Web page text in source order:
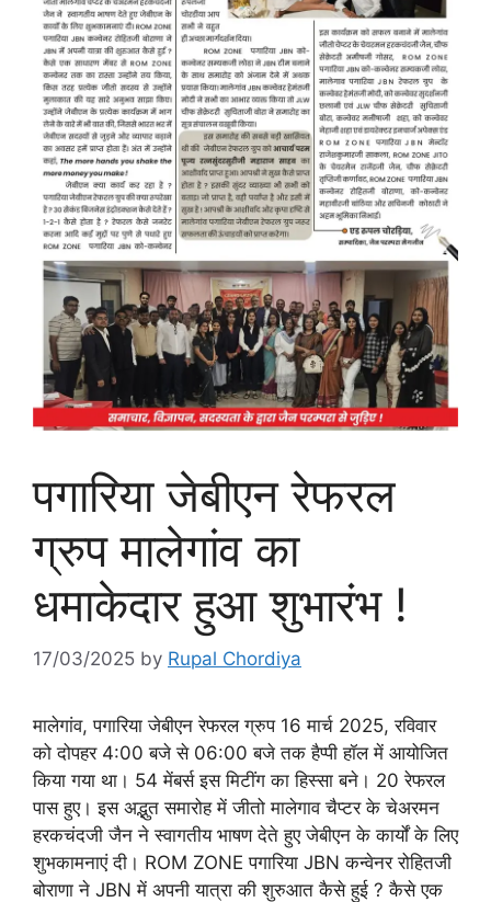
पगारिया जेबीएन रेफरल
ग्रुप मालेगांव का
धमाकेदार हुआ शुभारंभ !
17/03/2025 by Rupal Chordiya
मालेगांव, पगारिया जेबीएन रेफरल ग्रुप 16 मार्च 2025, रविवार
को दोपहर 4:00 बजे से 06:00 बजे तक हैप्पी हॉल में आयोजित
किया गया था। 54 मेंबर्स इस मिटींग का हिस्सा बने। 20 रेफरल
पास हुए। इस अद्भुत समारोह में जीतो मालेगाव चैप्टर के चेअरमन
हरकचंदजी जैन ने स्वागतीय भाषण देते हुए जेबीएन के कार्यों के लिए
शुभकामनाएं दी। ROM ZONE पगारिया JBN कन्वेनर रोहितजी
बोराणा ने JBN में अपनी यात्रा की शुरुआत कैसे हुई ? कैसे एक